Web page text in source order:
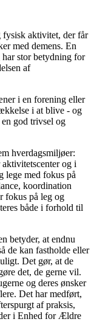
fysisk aktivitet, der får
med demens. En
stor betydning for
af
i en forening eller
i at blive - og
god trivsel og
hverdagsmiljøer:
og i
lege med fokus på
koordination
fokus på leg og
både i forhold til
betyder, at endnu
de kan fastholde eller
Det gør, at de
det, de gerne vil.
og deres ønsker
Det har medført,
af praksis,
i Enhed for Ældre